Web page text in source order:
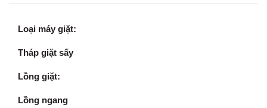
Loại máy giặt:
Tháp giặt sấy
Lồng giặt:
Lồng ngang